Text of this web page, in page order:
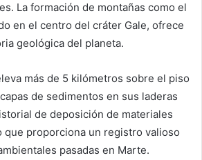
La formación de montañas como el
en el centro del cráter Gale, ofrece
geológica del planeta.
más de 5 kilómetros sobre el piso
de sedimentos en sus laderas
de deposición de materiales
que proporciona un registro valioso
pasadas en Marte.